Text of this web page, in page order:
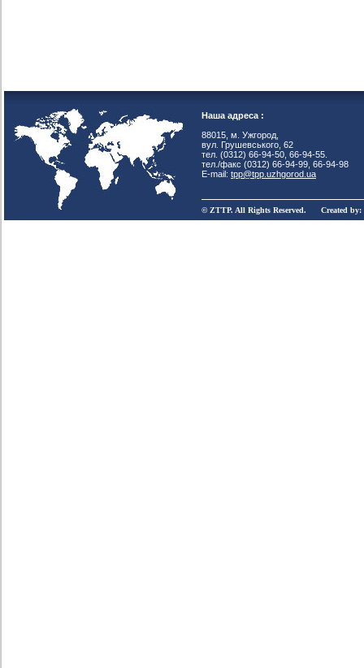
Наша адреса :
88015, м. Ужгород,
вул. Грушевського, 62
тел. (0312) 66-94-50, 66-94-55.
тел./факс (0312) 66-94-99, 66-94-98
E-mail: tpp@tpp.uzhgorod.ua
© ZTTP. All Rights Reserved. Created by: